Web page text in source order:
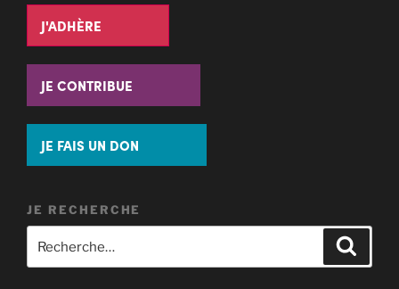
J'ADHÈRE
JE CONTRIBUE
JE FAIS UN DON
JE RECHERCHE